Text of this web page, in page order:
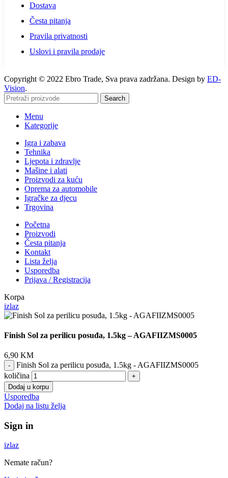
Dostava
Česta pitanja
Pravila privatnosti
Uslovi i pravila prodaje
Copyright © 2022 Ebro Trade, Sva prava zadržana. Design by ED-
Vision.
Search
Menu
Kategorije
Igra i zabava
Tehnika
Ljepota i zdravlje
Mašine i alati
Proizvodi za kuću
Oprema za automobile
Igračke za djecu
Trgovina
Početna
Proizvodi
Česta pitanja
Kontakt
Lista želja
Usporedba
Prijava / Registracija
Korpa
izlaz
Finish Sol za perilicu posuđa, 1.5kg – AGAFIIZMS0005
6,90 KM
Finish Sol za perilicu posuđa, 1.5kg - AGAFIIZMS0005
količina
Dodaj u korpu
Usporedba
Dodaj na listu želja
Sign in
izlaz
Nemate račun?